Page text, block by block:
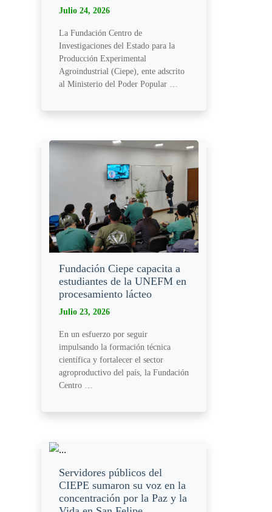
Julio 24, 2026
La Fundación Centro de
Investigaciones del Estado para la
Producción Experimental
Agroindustrial (Ciepe), ente adscrito
al Ministerio del Poder Popular …
Fundación Ciepe capacita a
estudiantes de la UNEFM en
procesamiento lácteo
Julio 23, 2026
En un esfuerzo por seguir
impulsando la formación técnica
científica y fortalecer el sector
agroproductivo del país, la Fundación
Centro …
Servidores públicos del
CIEPE sumaron su voz en la
concentración por la Paz y la